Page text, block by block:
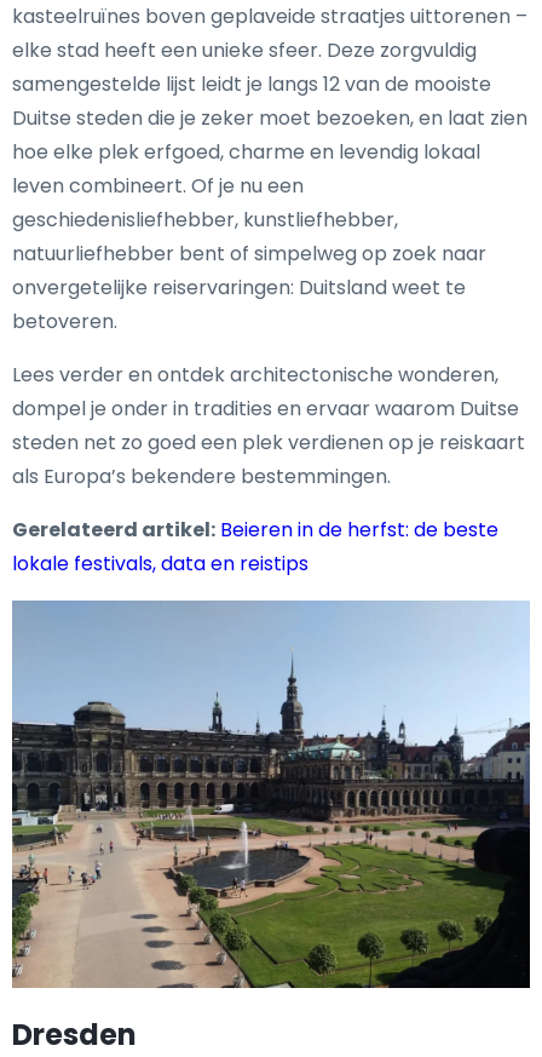
kasteelruïnes boven geplaveide straatjes uittorenen –
elke stad heeft een unieke sfeer. Deze zorgvuldig
samengestelde lijst leidt je langs 12 van de mooiste
Duitse steden die je zeker moet bezoeken, en laat zien
hoe elke plek erfgoed, charme en levendig lokaal
leven combineert. Of je nu een
geschiedenisliefhebber, kunstliefhebber,
natuurliefhebber bent of simpelweg op zoek naar
onvergetelijke reiservaringen: Duitsland weet te
betoveren.
Lees verder en ontdek architectonische wonderen,
dompel je onder in tradities en ervaar waarom Duitse
steden net zo goed een plek verdienen op je reiskaart
als Europa’s bekendere bestemmingen.
Gerelateerd artikel: Beieren in de herfst: de beste
lokale festivals, data en reistips
Dresden